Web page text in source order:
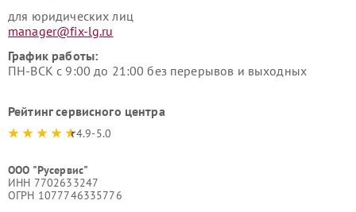
для юридических лиц
manager@fix-lg.ru
График работы:
ПН-ВСК с 9:00 до 21:00 без перерывов и выходных
Рейтинг сервисного центра
4.9-5.0
ООО "Русервис"
ИНН 7702633247
ОГРН 1077746335776